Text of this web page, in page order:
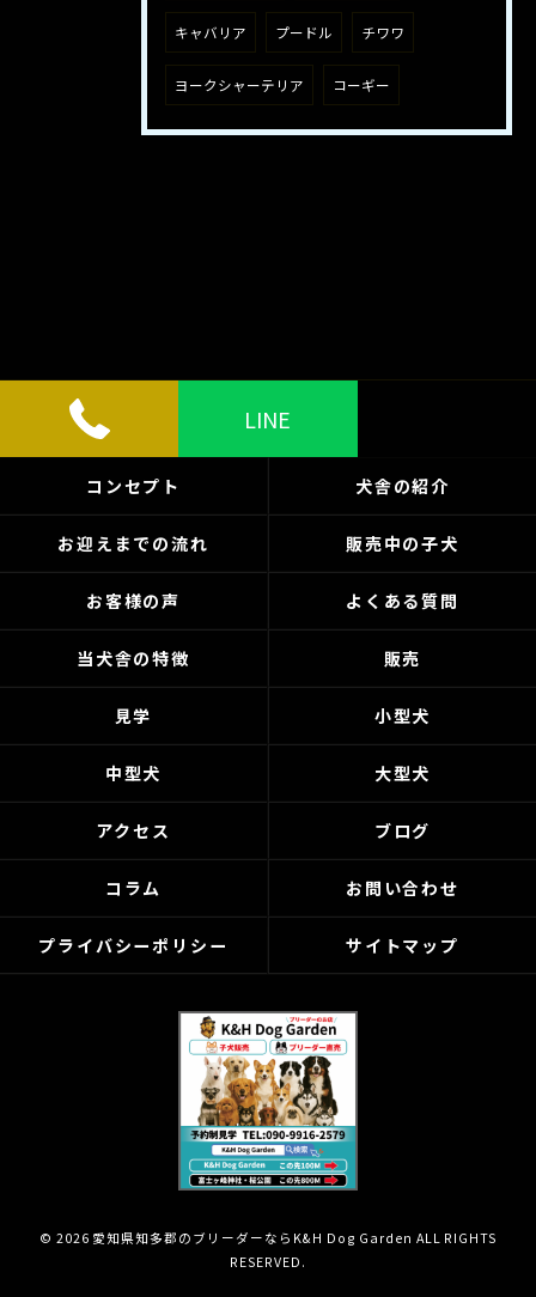
キャバリア プードル チワワ
ヨークシャーテリア コーギー
LINE
コンセプト 犬舎の紹介
お迎えまでの流れ 販売中の子犬
お客様の声 よくある質問
当犬舎の特徴 販売
見学 小型犬
中型犬 大型犬
アクセス ブログ
コラム お問い合わせ
プライバシーポリシー サイトマップ
© 2026 愛知県知多郡のブリーダーならK&H Dog Garden ALL RIGHTS
RESERVED.